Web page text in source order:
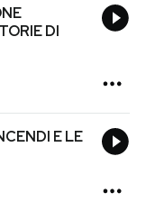
DI
E LE